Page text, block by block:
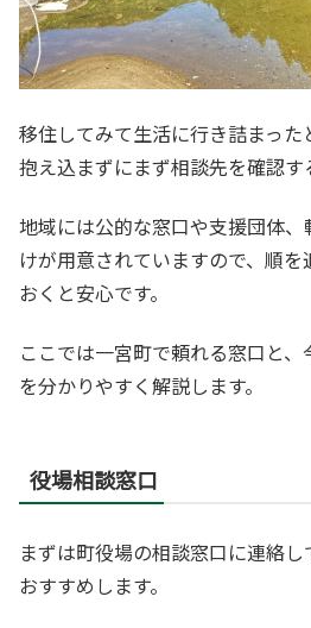
移住してみて生活に行き詰まっ
抱え込まずにまず相談先を確認す
地域には公的な窓口や支援団体
けが用意されていますので、順
おくと安心です。
ここでは一宮町で頼れる窓口と
を分かりやすく解説します。
役場相談窓口
まずは町役場の相談窓口に連絡
おすすめします。